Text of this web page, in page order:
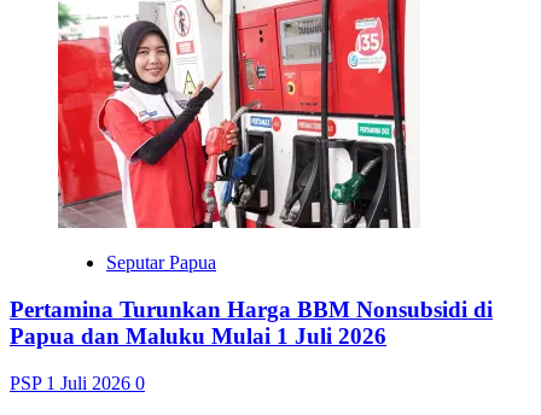
Seputar Papua
Pertamina Turunkan Harga BBM Nonsubsidi di
Papua dan Maluku Mulai 1 Juli 2026
PSP 1 Juli 2026 0